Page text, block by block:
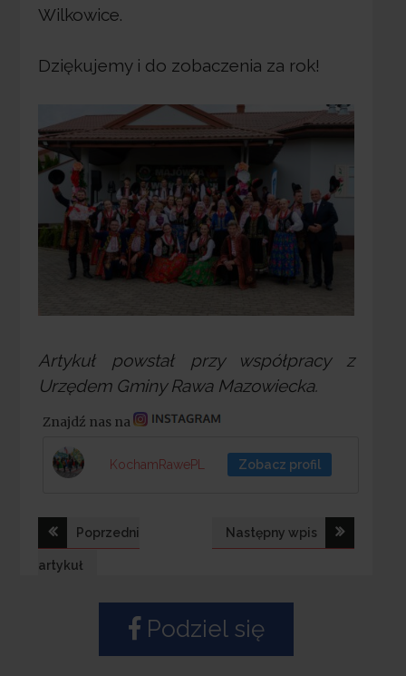
Wilkowice.
Dziękujemy i do zobaczenia za rok!
Artykuł powstał przy współpracy z
Urzędem Gminy Rawa Mazowiecka.
Znajdź nas na
KochamRawePL Zobacz profil
Nawigacja
wpisu
Poprzedni
artykuł
Następny wpis
Podziel się